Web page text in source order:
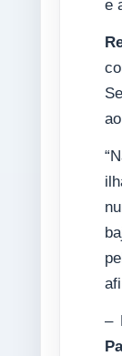
e
–